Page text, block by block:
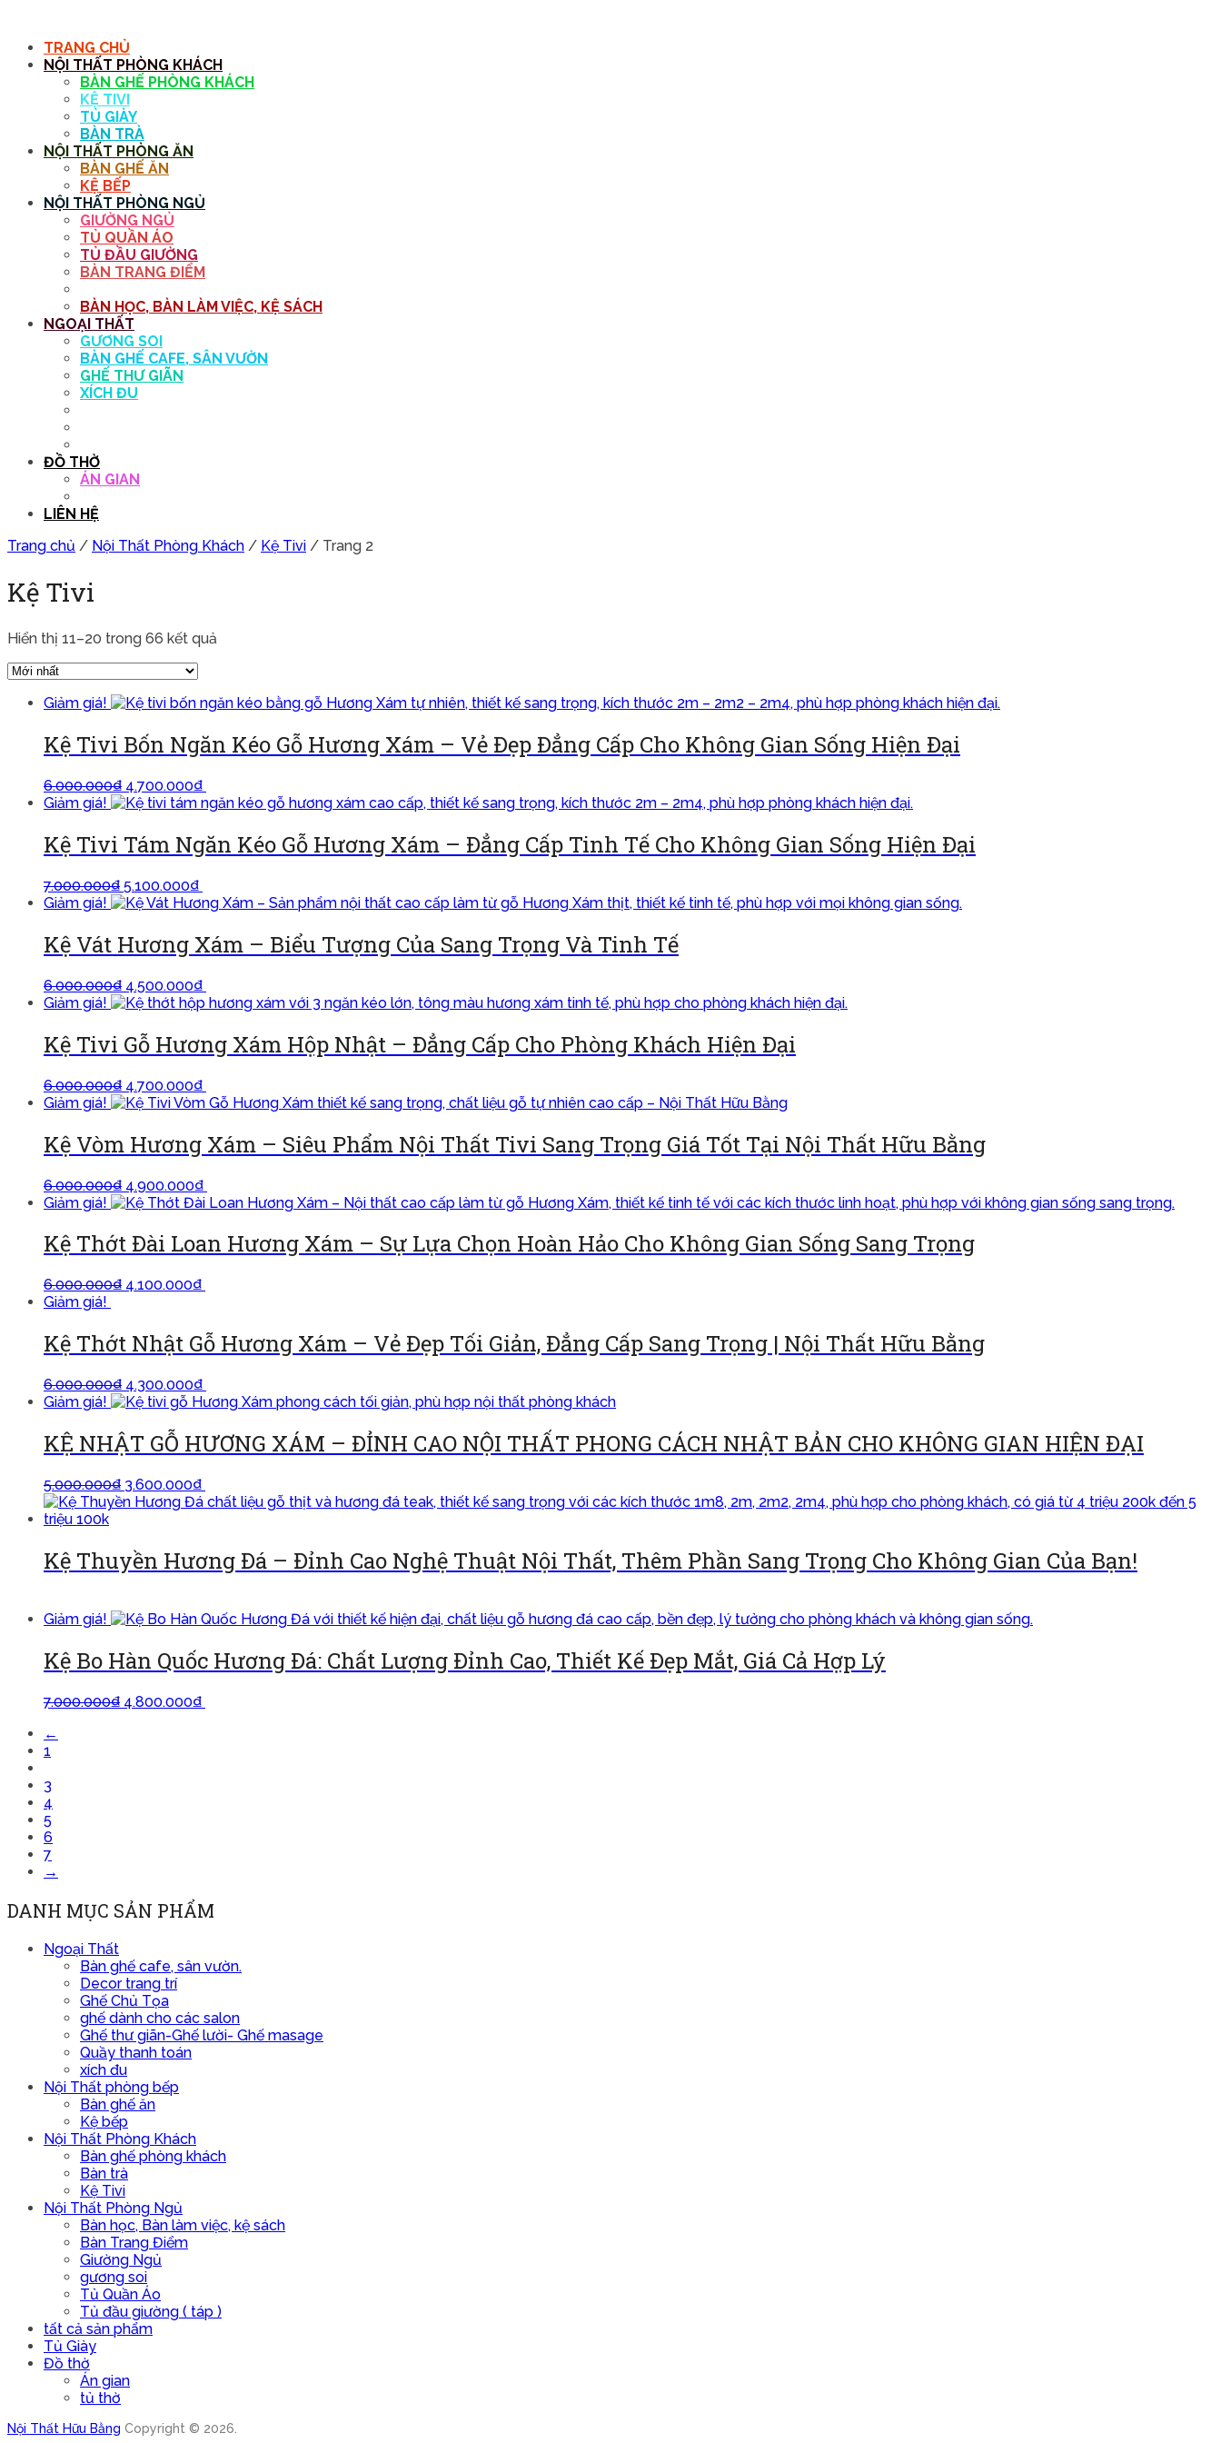
TRANG CHỦ
NỘI THẤT PHÒNG KHÁCH
BÀN GHẾ PHÒNG KHÁCH
KỆ TIVI
TỦ GIÀY
BÀN TRÀ
NỘI THẤT PHÒNG ĂN
BÀN GHẾ ĂN
KỆ BẾP
NỘI THẤT PHÒNG NGỦ
GIƯỜNG NGỦ
TỦ QUẦN ÁO
TỦ ĐẦU GIƯỜNG
BÀN TRANG ĐIỂM
BÀN HỌC, BÀN LÀM VIỆC, KỆ SÁCH
NGOẠI THẤT
GƯƠNG SOI
BÀN GHẾ CAFE, SÂN VƯỜN
GHẾ THƯ GIÃN
XÍCH ĐU
ĐỒ THỜ
ÁN GIAN
LIÊN HỆ
Trang chủ / Nội Thất Phòng Khách / Kệ Tivi / Trang 2
Kệ Tivi
Hiển thị 11–20 trong 66 kết quả
Giảm giá!
Kệ Tivi Bốn Ngăn Kéo Gỗ Hương Xám – Vẻ Đẹp Đẳng Cấp Cho Không Gian Sống Hiện Đại
6.000.000₫ 4.700.000₫
Giảm giá!
Kệ Tivi Tám Ngăn Kéo Gỗ Hương Xám – Đẳng Cấp Tinh Tế Cho Không Gian Sống Hiện Đại
7.000.000₫ 5.100.000₫
Giảm giá!
Kệ Vát Hương Xám – Biểu Tượng Của Sang Trọng Và Tinh Tế
6.000.000₫ 4.500.000₫
Giảm giá!
Kệ Tivi Gỗ Hương Xám Hộp Nhật – Đẳng Cấp Cho Phòng Khách Hiện Đại
6.000.000₫ 4.700.000₫
Giảm giá!
Kệ Vòm Hương Xám – Siêu Phẩm Nội Thất Tivi Sang Trọng Giá Tốt Tại Nội Thất Hữu Bằng
6.000.000₫ 4.900.000₫
Giảm giá!
Kệ Thớt Đài Loan Hương Xám – Sự Lựa Chọn Hoàn Hảo Cho Không Gian Sống Sang Trọng
6.000.000₫ 4.100.000₫
Giảm giá!
Kệ Thớt Nhật Gỗ Hương Xám – Vẻ Đẹp Tối Giản, Đẳng Cấp Sang Trọng | Nội Thất Hữu Bằng
6.000.000₫ 4.300.000₫
Giảm giá!
KỆ NHẬT GỖ HƯƠNG XÁM – ĐỈNH CAO NỘI THẤT PHONG CÁCH NHẬT BẢN CHO KHÔNG GIAN HIỆN ĐẠI
5.000.000₫ 3.600.000₫
Kệ Thuyền Hương Đá – Đỉnh Cao Nghệ Thuật Nội Thất, Thêm Phần Sang Trọng Cho Không Gian Của Bạn!
Giảm giá!
Kệ Bo Hàn Quốc Hương Đá: Chất Lượng Đỉnh Cao, Thiết Kế Đẹp Mắt, Giá Cả Hợp Lý
7.000.000₫ 4.800.000₫
←
1
3
4
5
6
7
→
DANH MỤC SẢN PHẨM
Ngoại Thất
Bàn ghế cafe, sân vườn.
Decor trang trí
Ghế Chủ Tọa
ghế dành cho các salon
Ghế thư giãn-Ghế lười- Ghế masage
Quầy thanh toán
xích đu
Nội Thất phòng bếp
Bàn ghế ăn
Kệ bếp
Nội Thất Phòng Khách
Bàn ghế phòng khách
Bàn trà
Kệ Tivi
Nội Thất Phòng Ngủ
Bàn học, Bàn làm việc, kệ sách
Bàn Trang Điểm
Giường Ngủ
gương soi
Tủ Quần Áo
Tủ đầu giường ( táp )
tất cả sản phẩm
Tủ Giày
Đồ thờ
Án gian
tủ thờ
Nội Thất Hữu Bằng Copyright © 2026.